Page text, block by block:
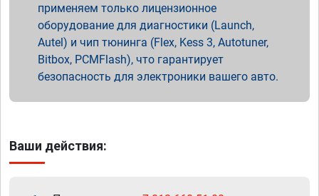
применяем только лицензионное
оборудование для диагностики (Launch,
Autel) и чип тюнинга (Flex, Kess 3, Autotuner,
Bitbox, PCMFlash), что гарантирует
безопасность для электроники вашего авто.
Ваши действия: